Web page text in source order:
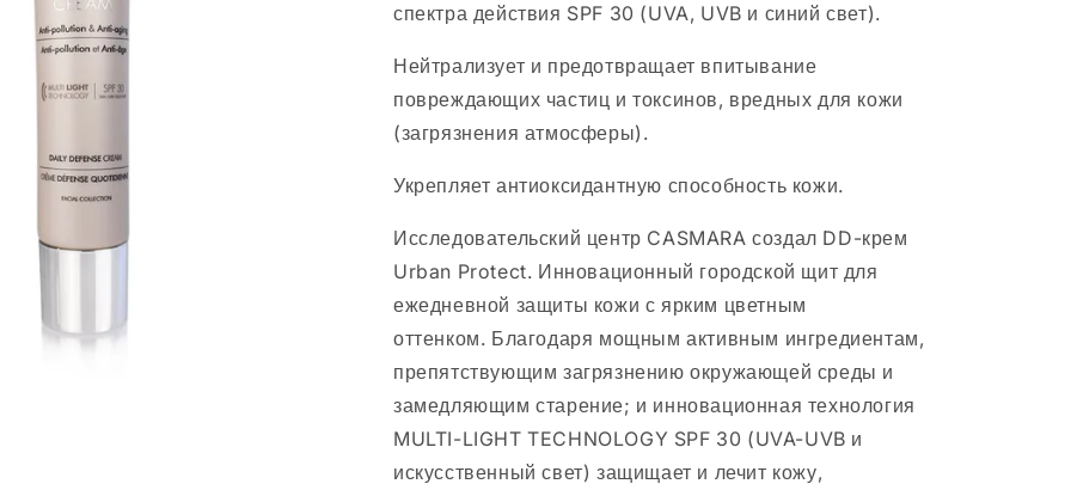
спектра действия SPF 30 (UVA, UVB и синий свет).
Нейтрализует и предотвращает впитывание
повреждающих частиц и токсинов, вредных для кожи
(загрязнения атмосферы).
Укрепляет антиоксидантную способность кожи.
Исследовательский центр CASMARA создал DD-крем
Urban Protect. Инновационный городской щит для
ежедневной защиты кожи с ярким цветным
оттенком. Благодаря мощным активным ингредиентам,
препятствующим загрязнению окружающей среды и
замедляющим старение; и инновационная технология
MULTI-LIGHT TECHNOLOGY SPF 30 (UVA-UVB и
искусственный свет) защищает и лечит кожу,